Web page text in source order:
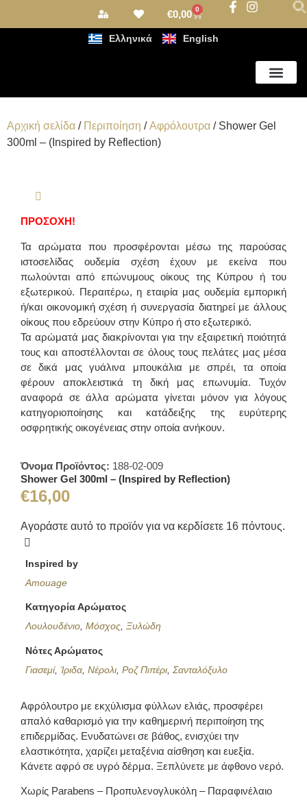
€0,00 0
Ελληνικά English
Αρχική σελίδα / Περιποίηση /Αφρόλουτρα / Shower Gel
300ml – (Inspired by Reflection)
ΠΡΟΣΟΧΗ!
Τα αρώματα που προσφέρονται μέσω της παρούσας
ιστοσελίδας ουδεμία σχέση έχουν με εκείνα που
πωλούνται από επώνυμους οίκους της Κύπρου ή του
εξωτερικού. Περαιτέρω, η εταιρία μας ουδεμία εμπορική
ή/και οικονομική σχέση ή συνεργασία διατηρεί με άλλους
οίκους που εδρεύουν στην Κύπρο ή στο εξωτερικό.
Τα αρώματά μας διακρίνονται για την εξαιρετική ποιότητά
τους και αποστέλλονται σε όλους τους πελάτες μας μέσα
σε δικά μας γυάλινα μπουκάλια με σπρέι, τα οποία
φέρουν αποκλειστικά τη δική μας επωνυμία. Τυχόν
αναφορά σε άλλα αρώματα γίνεται μόνον για λόγους
κατηγοριοποίησης και κατάδειξης της ευρύτερης
οσφρητικής οικογένειας στην οποία ανήκουν.
Όνομα Προϊόντος: 188-02-009
Shower Gel 300ml – (Inspired by Reflection)
€16,00
Αγοράστε αυτό το προϊόν για να κερδίσετε 16 πόντους.
Inspired by
Amouage
Κατηγορία Αρώματος
Λουλουδένιο,Μόσχος,Ξυλώδη
Νότες Αρώματος
Γιασεμί,Ίριδα ,Νέρολι ,Ροζ Πιπέρι ,Σανταλόξυλο
Αφρόλουτρο με εκχύλισμα φύλλων ελιάς, προσφέρει
απαλό καθαρισμό για την καθημερινή περιποίηση της
επιδερμίδας. Ενυδατώνει σε βάθος, ενισχύει την
ελαστικότητα, χαρίζει μεταξένια αίσθηση και ευεξία.
Kάνετε αφρό σε υγρό δέρμα. Ξεπλύνετε με άφθονο νερό.
Χωρίς Parabens – Προπυλενογλυκόλη – Παραφινέλαιο